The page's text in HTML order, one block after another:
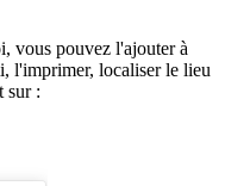
vous pouvez l'ajouter à
l'imprimer, localiser le lieu
sur :